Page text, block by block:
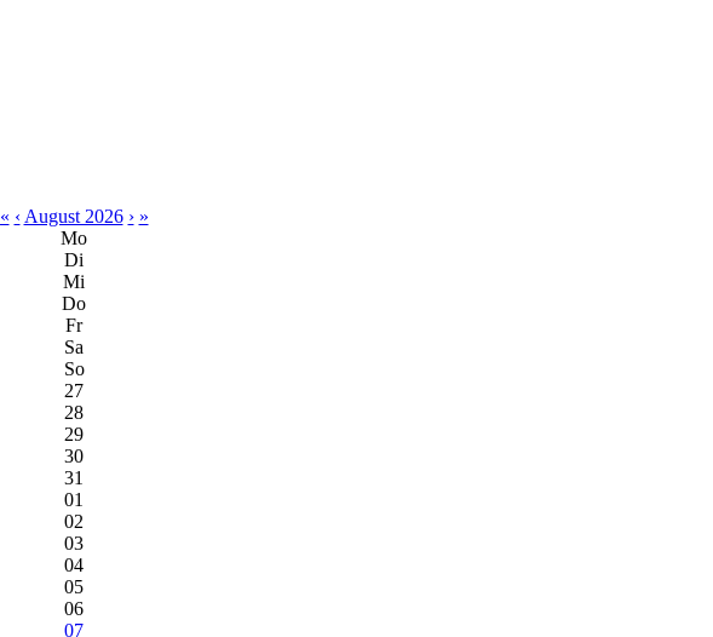
« ‹ August 2026 › »
Mo
Di
Mi
Do
Fr
Sa
So
27
28
29
30
31
01
02
03
04
05
06
07